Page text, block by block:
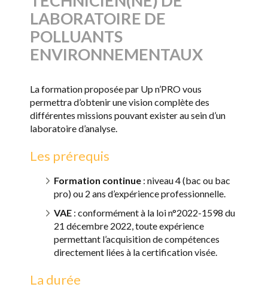
LABORATOIRE DE
POLLUANTS
ENVIRONNEMENTAUX
La formation proposée par Up n’PRO vous
permettra d’obtenir une vision complète des
différentes missions pouvant exister au sein d’un
laboratoire d’analyse.
Les prérequis
Formation continue : niveau 4 (bac ou bac
pro) ou 2 ans d’expérience professionnelle.
VAE : conformément à la loi n°2022-1598 du
21 décembre 2022, toute expérience
permettant l’acquisition de compétences
directement liées à la certification visée.
La durée